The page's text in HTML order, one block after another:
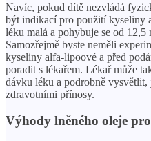
Navíc, pokud dítě nezvládá
být indikací pro použití kyseliny
léku malá a pohybuje se od 12,5
Samozřejmě byste neměli
kyseliny alfa-lipoové a před
poradit s lékařem. Lékař může
dávku léku a podrobně
zdravotními přínosy.
Výhody lněného oleje